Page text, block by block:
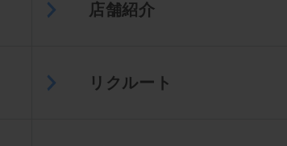
店舗紹介
リクルート